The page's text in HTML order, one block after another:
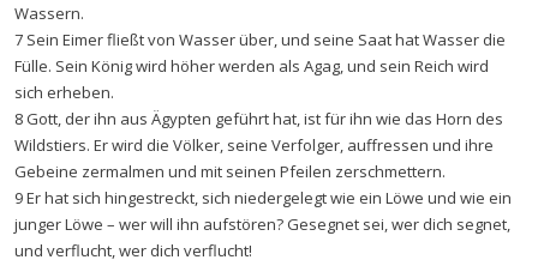
Wassern.
7 Sein Eimer fließt von Wasser über, und seine Saat hat Wasser die
Fülle. Sein König wird höher werden als Agag, und sein Reich wird
sich erheben.
8 Gott, der ihn aus Ägypten geführt hat, ist für ihn wie das Horn des
Wildstiers. Er wird die Völker, seine Verfolger, auffressen und ihre
Gebeine zermalmen und mit seinen Pfeilen zerschmettern.
9 Er hat sich hingestreckt, sich niedergelegt wie ein Löwe und wie ein
junger Löwe – wer will ihn aufstören? Gesegnet sei, wer dich segnet,
und verflucht, wer dich verflucht!